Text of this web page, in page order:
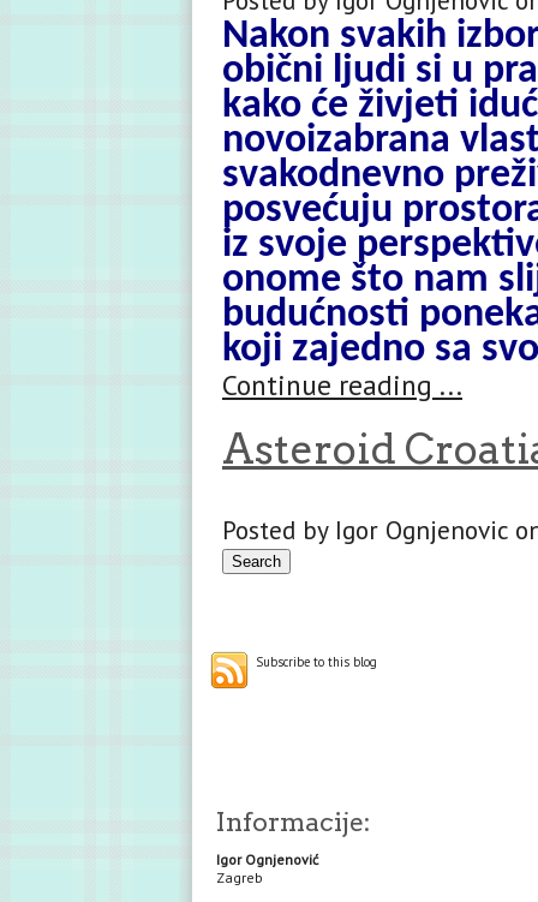
Nakon svakih
obični ljudi si u
kako će živjeti
novoizabrana
svakodnevno
posvećuju
iz svoje
onome što nam
budućnosti
koji zajedno sa
Continue reading ...
Asteroid
Posted by Igor Ognjenovic
Subscribe to this blog
Informacije:
Igor Ognjenović
Zagreb